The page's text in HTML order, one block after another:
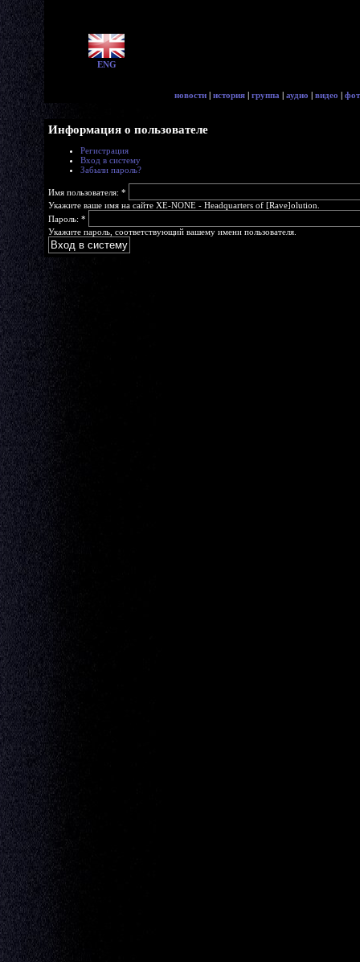
ENG
новости | история | группа | аудио | видео |
Информация о пользователе
Регистрация
Вход в систему
Забыли пароль?
Имя пользователя: *
Укажите ваше имя на сайте XE-NONE - Headquarters of [Rave]olution.
Пароль: *
Укажите пароль, соответствующий вашему имени пользователя.